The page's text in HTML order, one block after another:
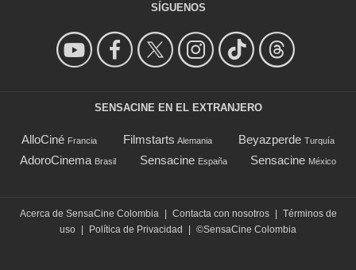
SÍGUENOS
SENSACINE EN EL EXTRANJERO
AlloCiné Francia Filmstarts Alemania Beyazperde Turquía
AdoroCinema Brasil Sensacine España Sensacine México
Acerca de SensaCine Colombia | Contacta con nosotros | Términos de
uso | Política de Privacidad | ©SensaCine Colombia